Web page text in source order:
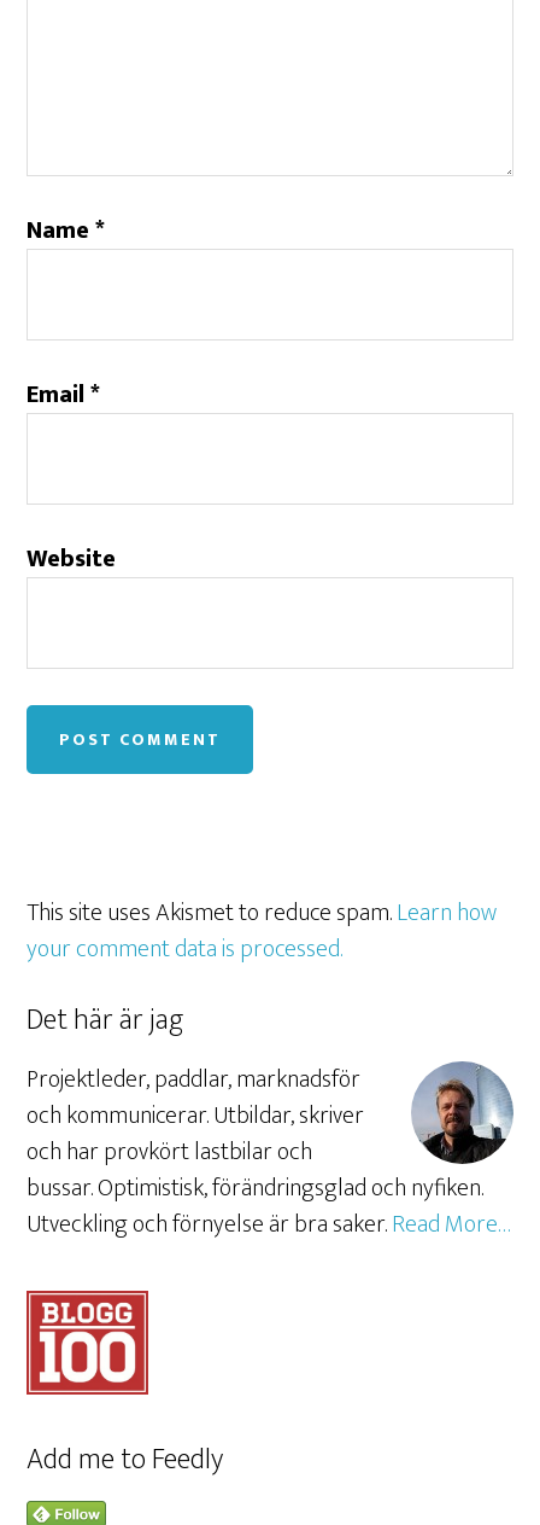
Name*
Email*
Website
This site uses Akismet to reduce spam.Learn how
your comment data is processed.
Det här är jag
Projektleder, paddlar, marknadsför
och kommunicerar. Utbildar, skriver
och har provkört lastbilar och
bussar. Optimistisk, förändringsglad och nyfiken.
Utveckling och förnyelse är bra saker.Read More…
Add me to Feedly